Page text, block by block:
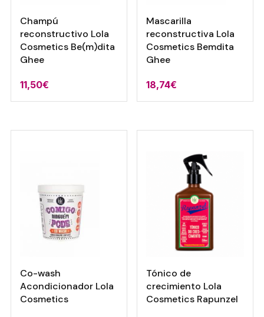
Champú
reconstructivo Lola
Cosmetics Be(m)dita
Ghee
11,50€
Mascarilla
reconstructiva Lola
Cosmetics Bemdita
Ghee
18,74€
Co-wash
Acondicionador Lola
Cosmetics
Tónico de
crecimiento Lola
Cosmetics Rapunzel